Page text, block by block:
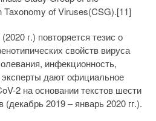
Taxonomy of Viruses(CSG).[11]
г.) повторяется тезис о
свойств вируса
инфекционность,
дают официальное
2 на основании текстов шести
(декабрь 2019 – январь 2020 гг.).